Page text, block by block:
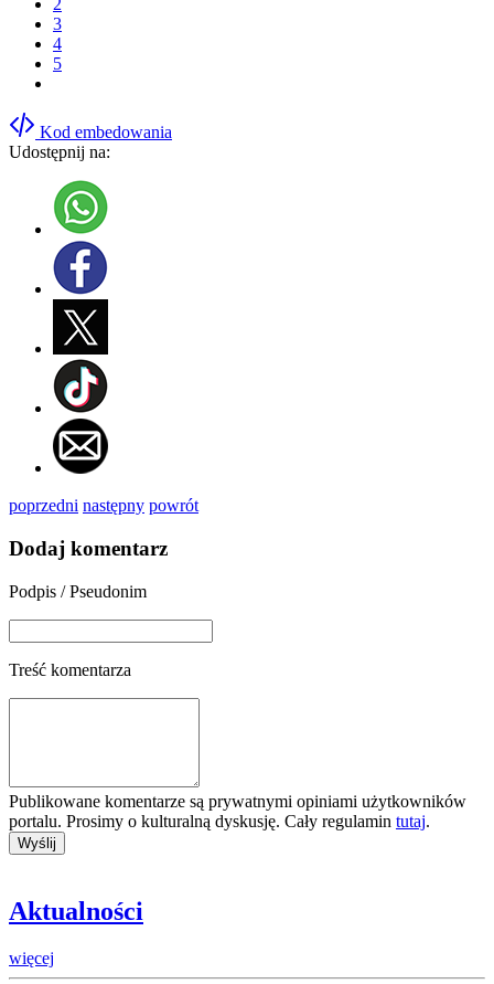
2
3
4
5
Kod embedowania
Udostępnij na:
poprzedni następny powrót
Dodaj komentarz
Podpis / Pseudonim
Treść komentarza
Publikowane komentarze są prywatnymi opiniami użytkowników
portalu. Prosimy o kulturalną dyskusję. Cały regulamin tutaj.
Aktualności
więcej